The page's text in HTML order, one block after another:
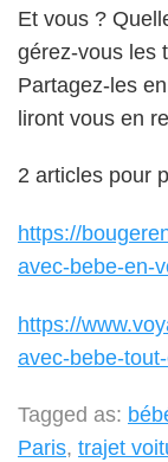
Et vous ?
gérez-vous les
Partagez-les
liront vous en
2 articles pour
https://
avec-bebe-en-
https://
avec-bebe-
Tagged as:
Paris, trajet